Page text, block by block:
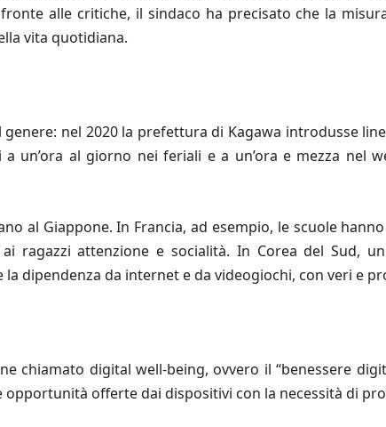
alle critiche, il sindaco ha precisato che la
vita quotidiana.
nel 2020 la prefettura di Kagawa introdusse
un’ora al giorno nei feriali e a un’ora e mezza nel
al Giappone. In Francia, ad esempio, le scuole
ragazzi attenzione e socialità. In Corea del Sud,
dipendenza da internet e da videogiochi, con veri e
chiamato digital well-being, ovvero il “benessere
opportunità offerte dai dispositivi con la necessità di